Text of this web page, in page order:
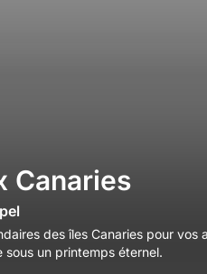
Canaries
des îles Canaries pour
un printemps éternel.